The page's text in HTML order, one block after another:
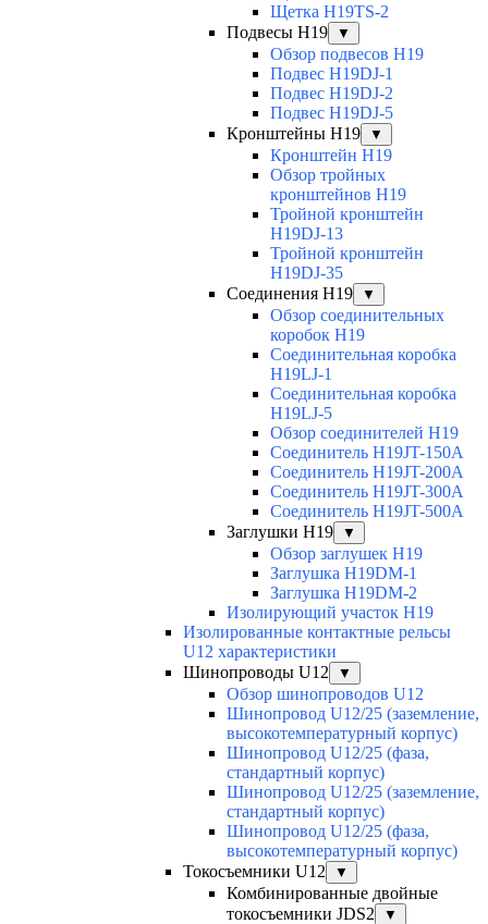
Щетка H19TS-2
Подвесы H19
▼
Обзор подвесов H19
Подвес H19DJ-1
Подвес H19DJ-2
Подвес H19DJ-5
Кронштейны H19
▼
Кронштейн H19
Обзор тройных
кронштейнов H19
Тройной кронштейн
H19DJ-13
Тройной кронштейн
H19DJ-35
Соединения H19
▼
Обзор соединительных
коробок H19
Соединительная коробка
H19LJ-1
Соединительная коробка
H19LJ-5
Обзор соединителей H19
Соединитель H19JT-150A
Соединитель H19JT-200A
Соединитель H19JT-300A
Соединитель H19JT-500A
Заглушки H19
▼
Обзор заглушек H19
Заглушка H19DM-1
Заглушка H19DM-2
Изолирующий участок H19
Изолированные контактные рельсы
U12 характеристики
Шинопроводы U12
▼
Обзор шинопроводов U12
Шинопровод U12/25 (заземление,
высокотемпературный корпус)
Шинопровод U12/25 (фаза,
стандартный корпус)
Шинопровод U12/25 (заземление,
стандартный корпус)
Шинопровод U12/25 (фаза,
высокотемпературный корпус)
Токосъемники U12
▼
Комбинированные двойные
токосъемники JDS2
▼